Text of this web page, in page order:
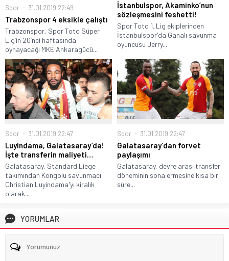
Spor 31.01.2019 22:49
Trabzonspor 4 eksikle çalıştı
Trabzonspor, Spor Toto Süper
Lig’in 20’nci haftasında
oynayacağı MKE Ankaragücü...
İstanbulspor, Akaminko’nun
sözleşmesini feshetti!
Spor Toto 1. Lig ekiplerinden
İstanbulspor'da Ganalı savunma
oyuncusu Jerry...
Spor 31.01.2019 22:47
Luyindama, Galatasaray’da!
İşte transferin maliyeti…
Galatasaray, Standard Liege
takımından Kongolu savunmacı
Christian Luyindama'yı kiralık
olarak...
Spor 31.01.2019 22:47
Galatasaray’dan forvet
paylaşımı
Galatasaray, devre arası transfer
döneminin sona ermesine kısa bir
süre...
YORUMLAR